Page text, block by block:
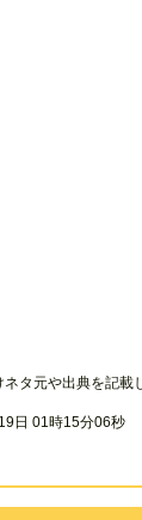
タ元や出典を記
日 01時15分06秒